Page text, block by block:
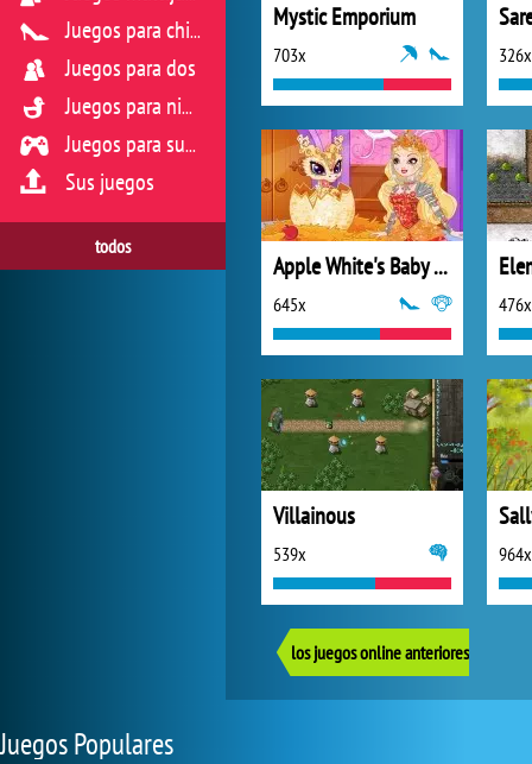
Mystic Emporium
703x 326x
Apple White's Baby Dragon
645x 476x
Villainous
539x 964x
los juegos online anteriores
Juegos para chicas
Juegos para dos
Juegos para niños
Juegos para sus reflejos
Sus juegos
todos
Juegos Populares